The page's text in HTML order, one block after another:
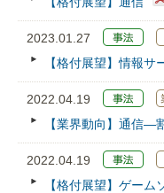
2023.01.27
【格付展望】情報サ
2022.04.19
【業界動向】通信―
2022.04.19
【格付展望】ゲーム